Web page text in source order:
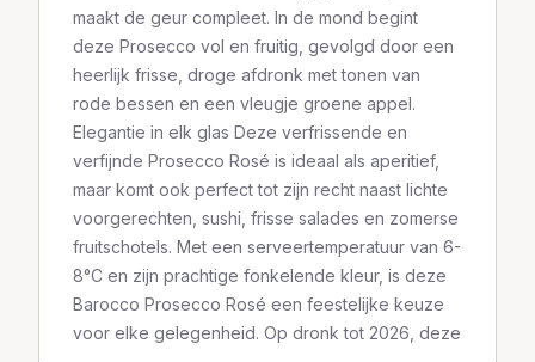
maakt de geur compleet. In de mond begint
deze Prosecco vol en fruitig, gevolgd door een
heerlijk frisse, droge afdronk met tonen van
rode bessen en een vleugje groene appel.
Elegantie in elk glas Deze verfrissende en
verfijnde Prosecco Rosé is ideaal als aperitief,
maar komt ook perfect tot zijn recht naast lichte
voorgerechten, sushi, frisse salades en zomerse
fruitschotels. Met een serveertemperatuur van 6-
8°C en zijn prachtige fonkelende kleur, is deze
Barocco Prosecco Rosé een feestelijke keuze
voor elke gelegenheid. Op dronk tot 2026, deze